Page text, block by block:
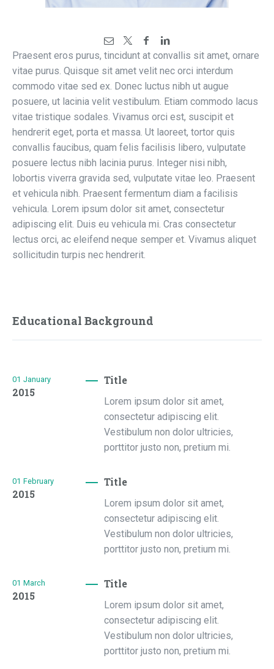
Praesent eros purus, tincidunt at convallis sit amet, ornare
vitae purus. Quisque sit amet velit nec orci interdum
commodo vitae sed ex. Donec luctus nibh ut augue
posuere, ut lacinia velit vestibulum. Etiam commodo lacus
vitae tristique sodales. Vivamus orci est, suscipit et
hendrerit eget, porta et massa. Ut laoreet, tortor quis
convallis faucibus, quam felis facilisis libero, vulputate
posuere lectus nibh lacinia purus. Integer nisi nibh,
lobortis viverra gravida sed, vulputate vitae leo. Praesent
et vehicula nibh. Praesent fermentum diam a facilisis
vehicula. Lorem ipsum dolor sit amet, consectetur
adipiscing elit. Duis eu vehicula mi. Cras consectetur
lectus orci, ac eleifend neque semper et. Vivamus aliquet
sollicitudin turpis nec hendrerit.
Educational Background
01 January
2015
Title
Lorem ipsum dolor sit amet,
consectetur adipiscing elit.
Vestibulum non dolor ultricies,
porttitor justo non, pretium mi.
01 February
2015
Title
Lorem ipsum dolor sit amet,
consectetur adipiscing elit.
Vestibulum non dolor ultricies,
porttitor justo non, pretium mi.
01 March
2015
Title
Lorem ipsum dolor sit amet,
consectetur adipiscing elit.
Vestibulum non dolor ultricies,
porttitor justo non, pretium mi.